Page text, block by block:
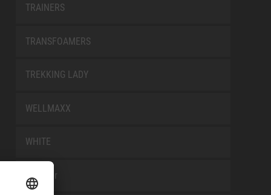
TRAINERS
TRANSFOAMERS
TREKKING LADY
WELLMAXX
WHITE
Zubehör